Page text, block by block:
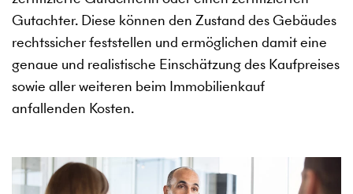
Gutachter. Diese können den Zustand des Gebäudes
rechtssicher feststellen und ermöglichen damit eine
genaue und realistische Einschätzung des Kaufpreises
sowie aller weiteren beim Immobilienkauf
anfallenden Kosten.